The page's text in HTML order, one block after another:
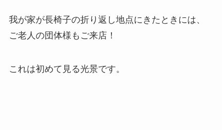
我が家が長椅子の折り返し地点にきたときには、
ご老人の団体様もご来店！
これは初めて見る光景です。